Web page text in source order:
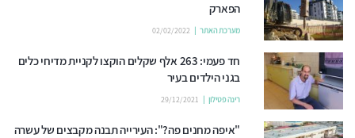
הפארק
מערכת האתר 02/02/2022
חד פעמי: 263 אלף שקלים הוקצו לקניית מדיחי כלים
בגני הילדים בעיר
רינה פטילון 29/12/2021
"איפה מחנים פה?": העירייה תבנה מקבצים של עשרה